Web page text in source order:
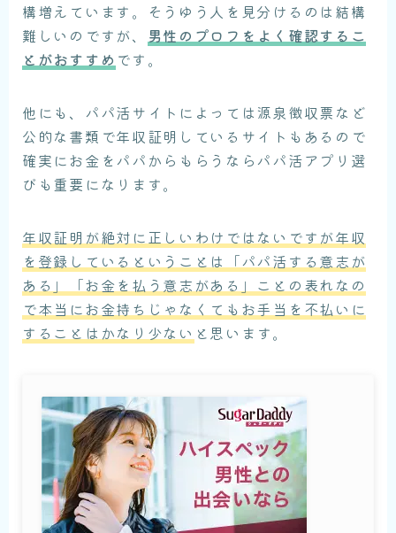
構増えています。そうゆう人を見分けるのは結構
難しいのですが、 男性のプロフをよく確認するこ
とがおすすめ です。
他にも、パパ活サイトによっては源泉徴収票など
公的な書類で年収証明しているサイトもあるので
確実にお金をパパからもらうならパパ活アプリ選
びも重要になります。
年収証明が絶対に正しいわけではないですが年収
を登録しているということは「パパ活する意志が
ある」「お金を払う意志がある」ことの表れなの
で本当にお金持ちじゃなくてもお手当を不払いに
することはかなり少ない と思います。